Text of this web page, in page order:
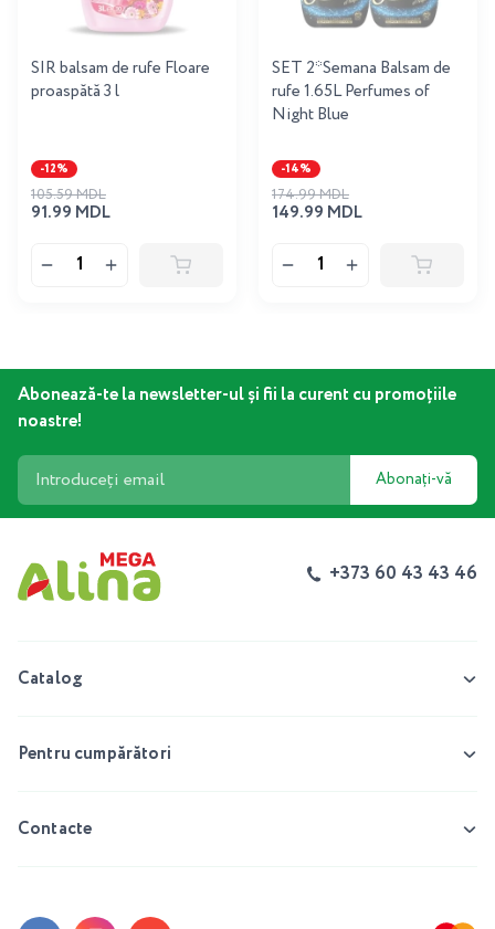
SIR balsam de rufe Floare
proaspătă 3 l
-12%
91.99 MDL
105.59 MDL
SET 2*Semana Balsam de
rufe 1.65L Perfumes of
Night Blue
-14%
149.99 MDL
174.99 MDL
Abonează-te la newsletter-ul și fii la curent cu promoțiile
noastre!
Abonați-vă
+373 60 43 43 46
Catalog
Pentru cumpărători
Contacte